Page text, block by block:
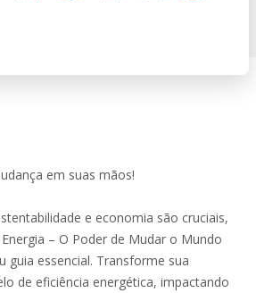
em suas mãos!
e economia são cruciais,
– O Poder de Mudar o Mundo
guia essencial. Transforme sua
de eficiência energética, impactando